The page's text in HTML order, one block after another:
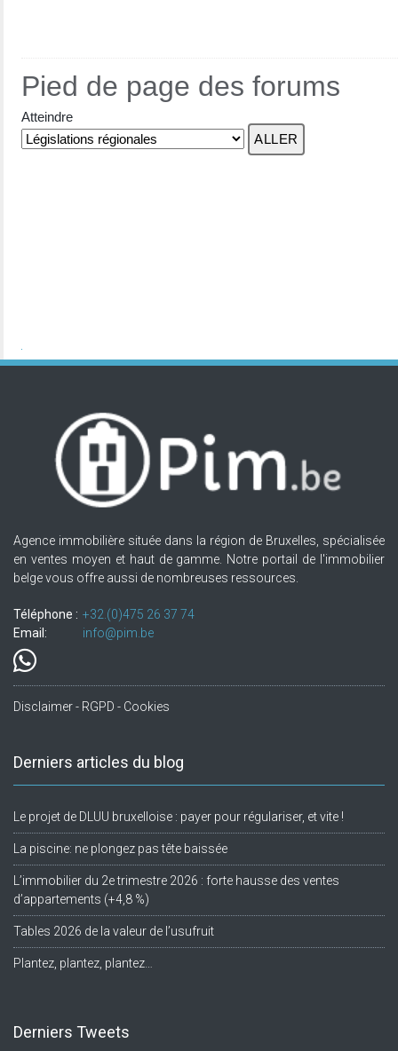
Pied de page des forums
Atteindre
Agence immobilière située dans la région de Bruxelles, spécialisée
en ventes moyen et haut de gamme. Notre portail de l'immobilier
belge vous offre aussi de nombreuses ressources.
Téléphone : +32.(0)475 26 37 74
Email:
info@pim.be
Disclaimer - RGPD - Cookies
Derniers articles du blog
Le projet de DLUU bruxelloise : payer pour régulariser, et vite !
La piscine: ne plongez pas tête baissée
L’immobilier du 2e trimestre 2026 : forte hausse des ventes
d’appartements (+4,8 %)
Tables 2026 de la valeur de l’usufruit
Plantez, plantez, plantez…
Derniers Tweets